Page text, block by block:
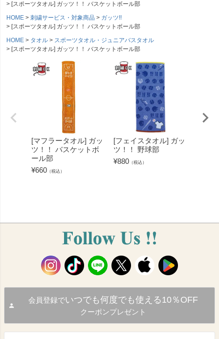
[スポーツタオル] ガッツ！！ バスケットボール部
HOME
刺繍サービス・対象商品
ガッツ!!
[スポーツタオル] ガッツ！！ バスケットボール部
HOME
タオル
スポーツタオル・ジュニアバスタオル
[スポーツタオル] ガッツ！！ バスケットボール部
[マフラータオル] ガッ
ツ！！ バスケットボ
ール部
¥660 （税込）
[フェイスタオル] ガッ
ツ！！ 野球部
¥880 （税込）
会員登録でいつでも何度でも使える10％OFF
クーポンプレゼント